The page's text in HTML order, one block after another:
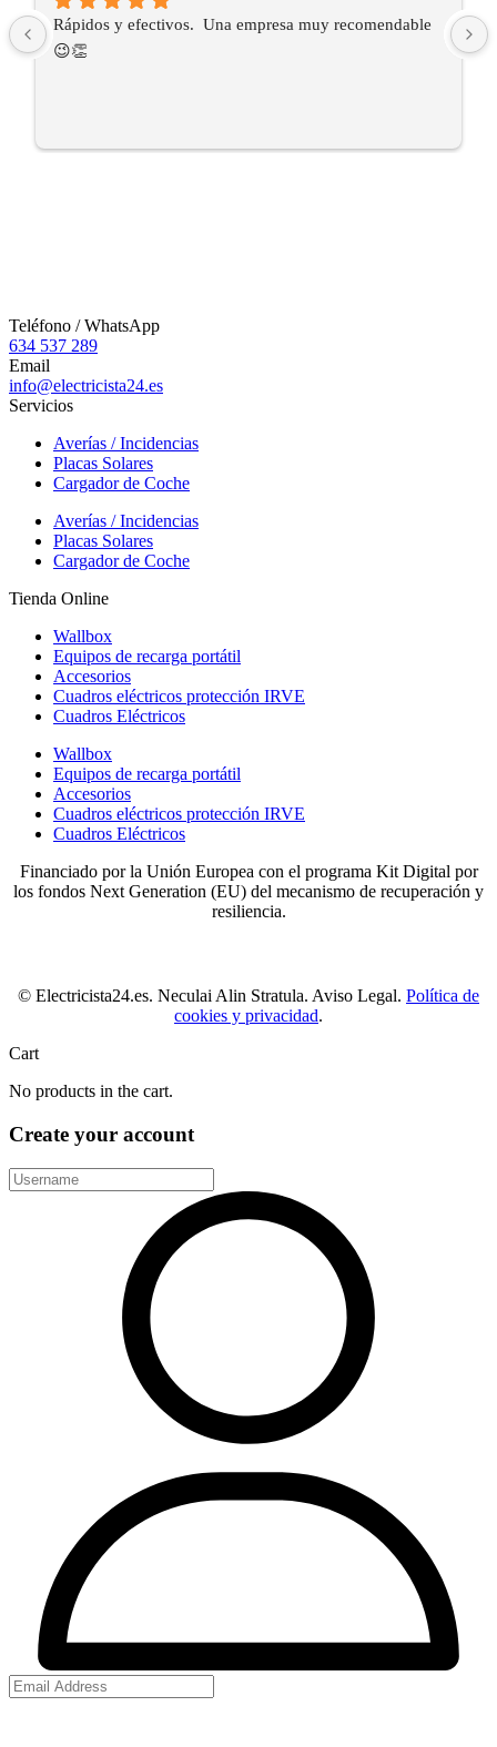
Rápidos y efectivos.  Una empresa muy recomendable
😉👏
Teléfono / WhatsApp
634 537 289
Email
info@electricista24.es
Servicios
Averías / Incidencias
Placas Solares
Cargador de Coche
Averías / Incidencias
Placas Solares
Cargador de Coche
Tienda Online
Wallbox
Equipos de recarga portátil
Accesorios
Cuadros eléctricos protección IRVE
Cuadros Eléctricos
Wallbox
Equipos de recarga portátil
Accesorios
Cuadros eléctricos protección IRVE
Cuadros Eléctricos
Financiado por la Unión Europea con el programa Kit Digital por
los fondos Next Generation (EU) del mecanismo de recuperación y
resiliencia.
© Electricista24.es. Neculai Alin Stratula. Aviso Legal. Política de
cookies y privacidad.
Cart
No products in the cart.
Create your account